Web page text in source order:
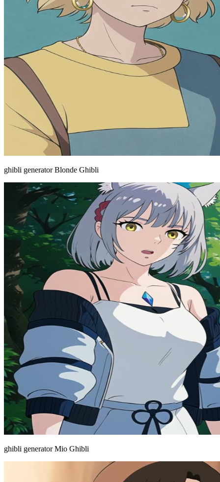
ghibli generator Blonde Ghibli
ghibli generator Mio Ghibli